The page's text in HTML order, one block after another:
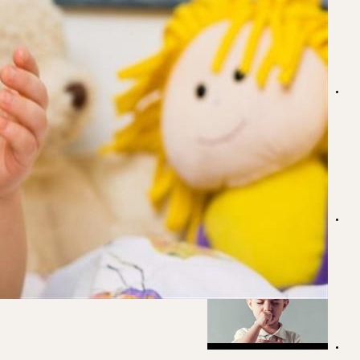
سبب استمرار الكحة لمدة شهر- علام تشير؟
منتشرة هذه الأيام.. طبيب يوضح أسباب الكحة المتكرر عند